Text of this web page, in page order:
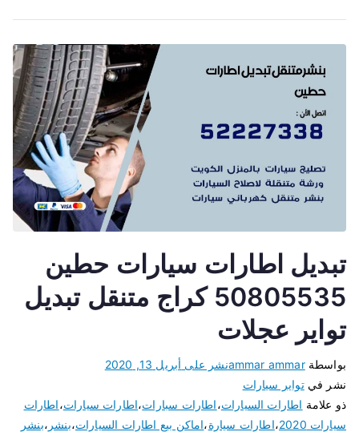
تبديل اطارات سيارات حطين
50805535 كراج متنقل تبديل
تواير عجلات
بواسطةammar ammarنشر على أبريل 13, 2020
نشر فيتواير سيارات
ذو علامة اطارات السيارات،اطارات سبارات،اطارات سيارات،اطارات
سيارات 2020
،اطارات سيارة،اماكن بيع اطارات السيارات،بنشر ،بنشر